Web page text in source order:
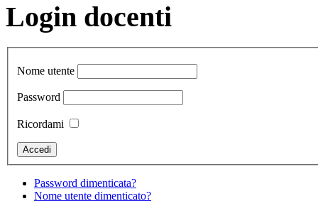
Login docenti
Nome utente
Password
Ricordami
Password dimenticata?
Nome utente dimenticato?